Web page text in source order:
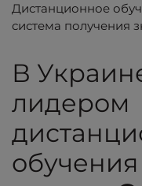
Дистанционное
система получения
В
лидером
обучения